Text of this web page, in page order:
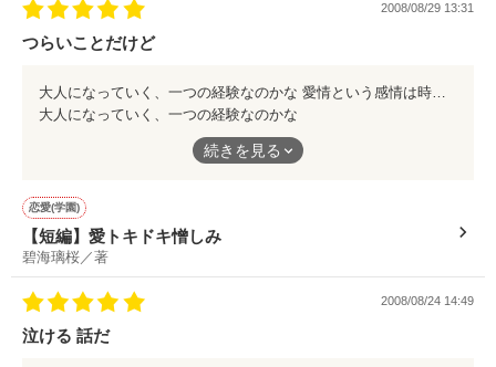
2008/08/29 13:31
つらいことだけど
大人になっていく、一つの経験なのかな 愛情という感情は時に非情な行動を起こすもの､ なんですよね。
大人になっていく、一つの経験なのかな
なんですよね。
続きを見る
恋愛(学園)
【短編】愛トキドキ憎しみ
碧海璃桜／著
2008/08/24 14:49
泣ける 話だ